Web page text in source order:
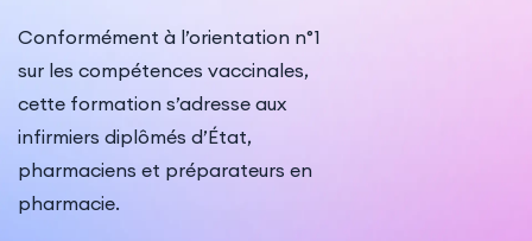
Conformément à l’orientation n°1
sur les compétences vaccinales,
cette formation s’adresse aux
infirmiers diplômés d’État,
pharmaciens et préparateurs en
pharmacie.